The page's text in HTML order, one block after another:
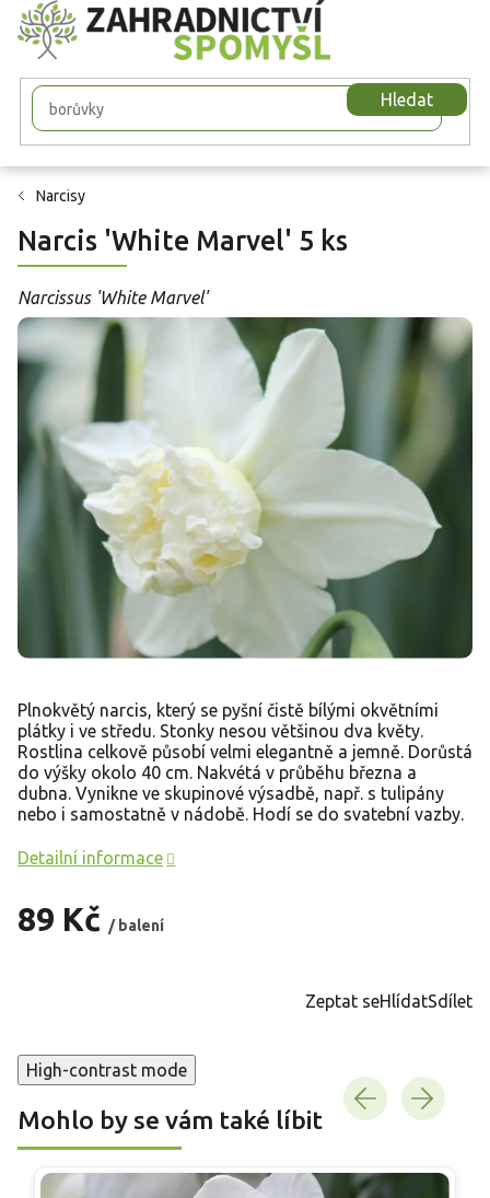
Přejít
na
obsah
Hledat
Narcisy
Narcis 'White Marvel' 5 ks
Narcissus 'White Marvel'
89 Kč / balení
Plnokvětý narcis, který se pyšní čistě bílými okvětními
plátky i ve středu. Stonky nesou většinou dva květy.
Rostlina celkově působí velmi elegantně a jemně. Dorůstá
do výšky okolo 40 cm. Nakvétá v průběhu března a
dubna. Vynikne ve skupinové výsadbě, např. s tulipány
nebo i samostatně v nádobě. Hodí se do svatební vazby.
Detailní informace
Zeptat seHlídatSdílet
High-contrast mode
Mohlo by se vám také líbit